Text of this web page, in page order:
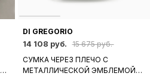
DI GREGORIO
14 108 руб.
15 675 руб.
СУМКА ЧЕРЕЗ ПЛЕЧО С
МЕТАЛЛИЧЕСКОЙ ЭМБЛЕМОЙ